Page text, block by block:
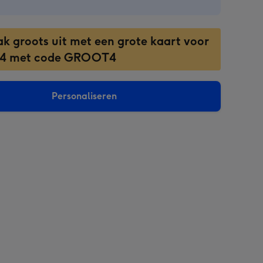
groots uit met een grote kaart voor
met code GROOT4
Personaliseren